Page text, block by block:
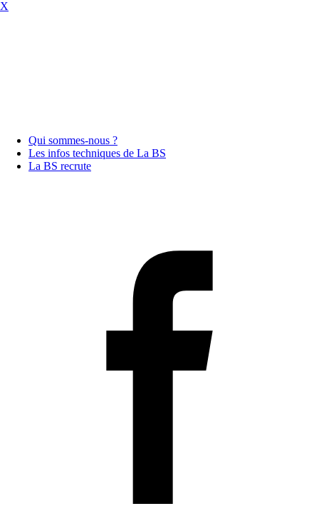
X
Qui sommes-nous ?
Les infos techniques de La BS
La BS recrute